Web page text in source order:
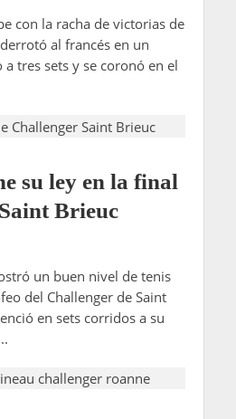
con la racha de victorias de
al francés en un
tres sets y se coronó en el
su ley en la final
Brieuc
un buen nivel de tenis
del Challenger de Saint
en sets corridos a su